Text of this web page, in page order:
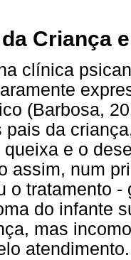
Criança
clínica
(Barbosa,
pais da
queixa e o
assim, num
o tratamento
do infante
mas
atendimento.